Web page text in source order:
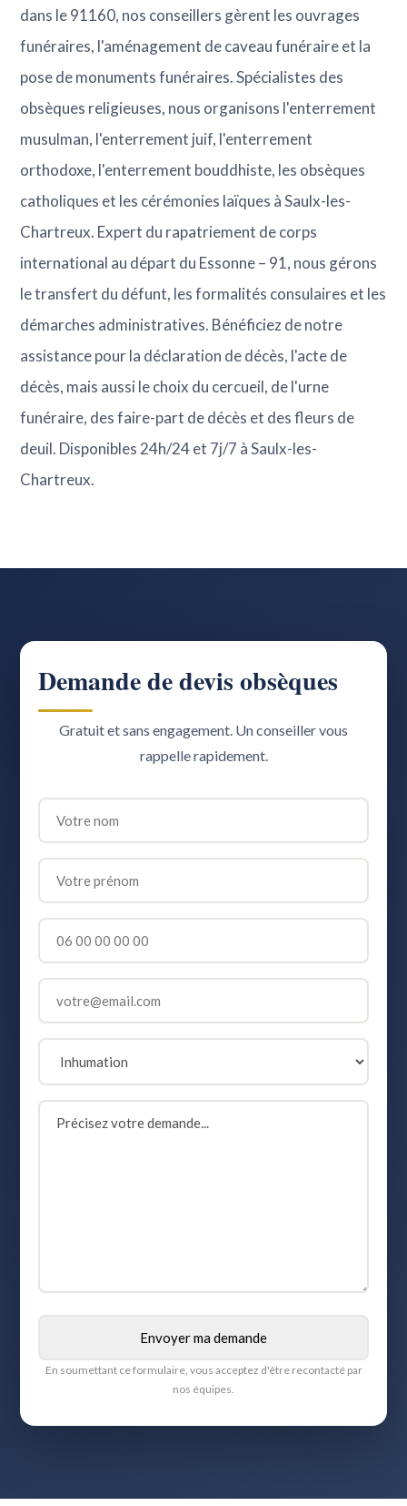
dans le 91160, nos conseillers gèrent les ouvrages
funéraires, l'aménagement de caveau funéraire et la
pose de monuments funéraires. Spécialistes des
obsèques religieuses, nous organisons l'enterrement
musulman, l'enterrement juif, l'enterrement
orthodoxe, l'enterrement bouddhiste, les obsèques
catholiques et les cérémonies laïques à Saulx-les-
Chartreux. Expert du rapatriement de corps
international au départ du Essonne – 91, nous gérons
le transfert du défunt, les formalités consulaires et les
démarches administratives. Bénéficiez de notre
assistance pour la déclaration de décès, l'acte de
décès, mais aussi le choix du cercueil, de l'urne
funéraire, des faire-part de décès et des fleurs de
deuil. Disponibles 24h/24 et 7j/7 à Saulx-les-
Chartreux.
Demande de devis obsèques
Gratuit et sans engagement. Un conseiller vous
rappelle rapidement.
En soumettant ce formulaire, vous acceptez d'être recontacté par
nos équipes.